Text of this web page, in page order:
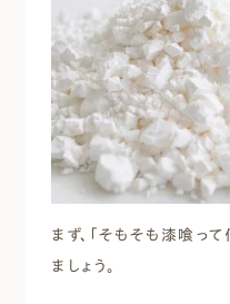
まず、「そもそも漆喰っ
ましょう。